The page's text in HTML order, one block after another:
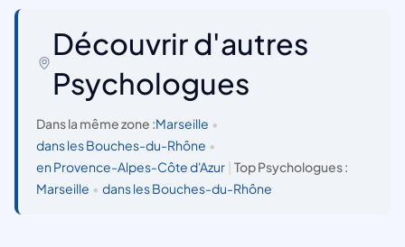
Découvrir d'autres
Psychologues
Dans la même zone :Marseille •
dans les Bouches-du-Rhône •
en Provence-Alpes-Côte d'Azur
Top Psychologues :
Marseille • dans les Bouches-du-Rhône